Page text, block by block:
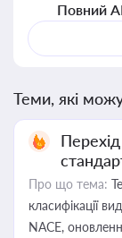
Повний
Теми, які
Про що тема:
класифікації
NACE,